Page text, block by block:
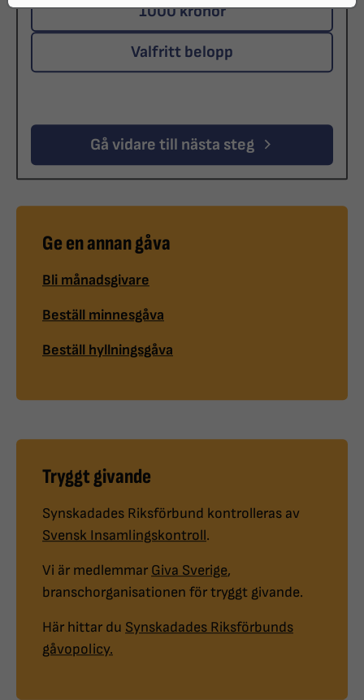
1000 kronor
Valfritt belopp
Gå vidare till nästa steg
Ge en annan gåva
Bli månadsgivare
Beställ minnesgåva
Beställ hyllningsgåva
Tryggt givande
Synskadades Riksförbund kontrolleras av
Svensk Insamlingskontroll.
Vi är medlemmar Giva Sverige,
branschorganisationen för tryggt givande.
Här hittar du Synskadades Riksförbunds
gåvopolicy.